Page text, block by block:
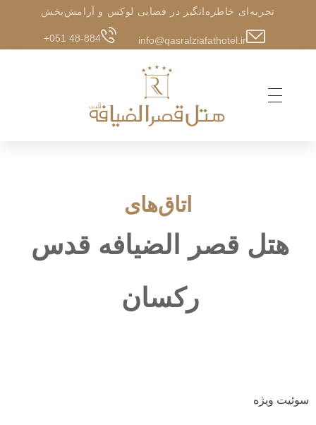
تجربه‌ای خاطره‌انگیز در فضایی لوکس و آرامش‌بخش
info@qasralziafathotel.ir
+051 48-884
اتاق‌های
هتل قصر الضیافه قدس
رکسان
سوئيت‌ ویژه